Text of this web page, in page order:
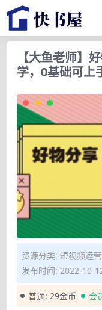
【大鱼老师】
学，0基础可上
资源分类: 短视频运营
发布时间: 2022-10-
普通: 29金币 会